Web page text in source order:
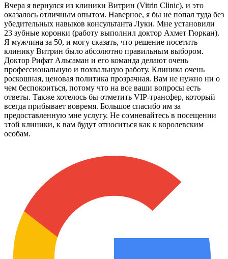
Вчера я вернулся из клиники Витрин (Vitrin Clinic), и это
оказалось отличным опытом. Наверное, я бы не попал туда без
убедительных навыков консультанта Луки. Мне установили
23 зубные коронки (работу выполнил доктор Ахмет Гюркан).
Я мужчина за 50, и могу сказать, что решение посетить
клинику Витрин было абсолютно правильным выбором.
Доктор Рифат Альсаман и его команда делают очень
профессиональную и похвальную работу. Клиника очень
роскошная, ценовая политика прозрачная. Вам не нужно ни о
чем беспокоиться, потому что на все ваши вопросы есть
ответы. Также хотелось бы отметить VIP-трансфер, который
всегда прибывает вовремя. Большое спасибо им за
предоставленную мне услугу. Не сомневайтесь в посещении
этой клиники, к вам будут относиться как к королевским
особам.